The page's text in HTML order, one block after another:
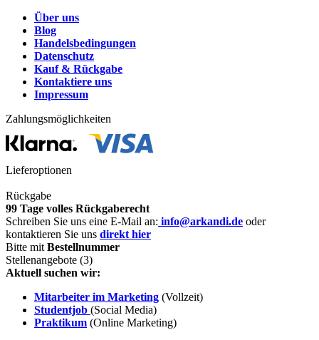
Über uns
Blog
Handelsbedingungen
Datenschutz
Kauf & Rückgabe
Kontaktiere uns
Impressum
Zahlungsmöglichkeiten
Lieferoptionen
Rückgabe
99 Tage volles Rückgaberecht
Schreiben Sie uns eine E-Mail an: info@arkandi.de oder
kontaktieren Sie uns direkt hier
Bitte mit Bestellnummer
Stellenangebote (3)
Aktuell suchen wir:
Mitarbeiter im Marketing (Vollzeit)
Studentjob (Social Media)
Praktikum (Online Marketing)